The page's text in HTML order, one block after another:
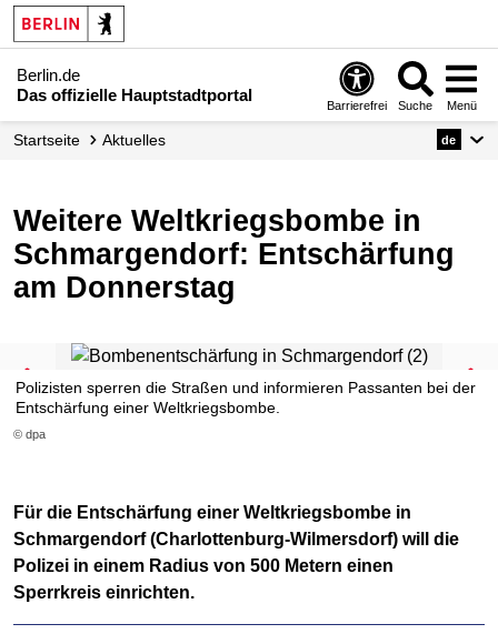
Berlin.de
Das offizielle Hauptstadtportal
Barrierefrei Suche Menü
Startseite Aktuelles de
Weitere Weltkriegsbombe in
Schmargendorf: Entschärfung
am Donnerstag
© dpa
Polizisten sperren die Straßen und informieren Passanten bei der
Entschärfung einer Weltkriegsbombe.
Für die Entschärfung einer Weltkriegsbombe in
Schmargendorf (Charlottenburg-Wilmersdorf) will die
Polizei in einem Radius von 500 Metern einen
Sperrkreis einrichten.